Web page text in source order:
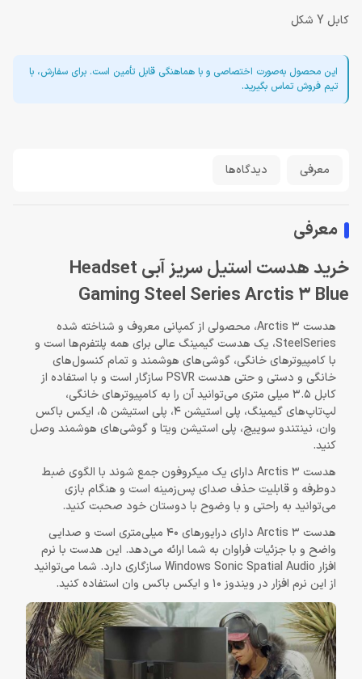
کابل Y شکل
این محصول به‌صورت اختصاصی و با هماهنگی قابل تأمین است. برای سفارش، با
تیم فروش تماس بگیرید.
معرفی دیدگاه‌ها
معرفی
خرید هدست استیل سریز آبی Headset
Gaming Steel Series Arctis 3 Blue
هدست Arctis 3، محصولی از کمپانی معروف و شناخته شده
SteelSeries، یک هدست گیمینگ عالی برای همه پلتفرم‌ها است و
با کامپیوترهای خانگی، گوشی‌های هوشمند و تمام کنسول‌های
خانگی و دستی و حتی هدست PSVR سازگار است و با استفاده از
کابل 3.5 میلی متری می‌توانید آن را به کامپیوترهای خانگی،
لپ‌تاپ‌های گیمینگ، پلی استیشن 4، پلی استیشن 5، ایکس باکس
وان، نینتندو سوییچ، پلی استیشن ویتا و گوشی‌های هوشمند وصل
کنید.
هدست Arctis 3 دارای یک میکروفون جمع شوند با الگوی ضبط
دوطرفه و قابلیت حذف صدای پس‌زمینه است و هنگام بازی
می‌توانید به راحتی و با وضوح با دوستان خود صحبت کنید.
هدست Arctis 3 دارای درایورهای 40 میلی‌متری است و صدایی
واضح و با جزئیات فراوان به شما ارائه می‌دهد. این هدست با نرم
افزار Windows Sonic Spatial Audio سازگاری دارد. شما می‌توانید
از این نرم افزار در ویندوز 10 و ایکس باکس وان استفاده کنید.